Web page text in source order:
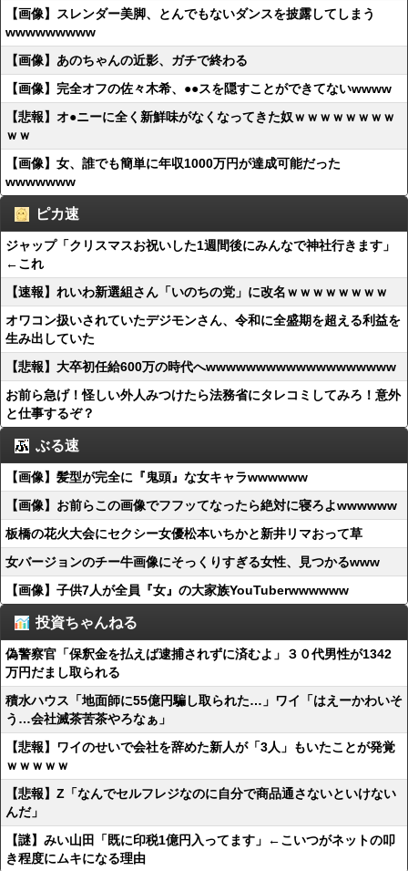
【画像】スレンダー美脚、とんでもないダンスを披露してしまう
wwwwwwwww
【画像】あのちゃんの近影、ガチで終わる
【画像】完全オフの佐々木希、●●スを隠すことができてないwwww
【悲報】オ●ニーに全く新鮮味がなくなってきた奴ｗｗｗｗｗｗｗｗ
ｗｗ
【画像】女、誰でも簡単に年収1000万円が達成可能だった
wwwwwww
ピカ速
ジャップ「クリスマスお祝いした1週間後にみんなで神社行きます」
←これ
【速報】れいわ新選組さん「いのちの党」に改名ｗｗｗｗｗｗｗｗ
オワコン扱いされていたデジモンさん、令和に全盛期を超える利益を
生み出していた
【悲報】大卒初任給600万の時代へwwwwwwwwwwwwwwwwwww
お前ら急げ！怪しい外人みつけたら法務省にタレコミしてみろ！意外
と仕事するぞ？
ぶる速
【画像】髪型が完全に『鬼頭』な女キャラwwwwww
【画像】お前らこの画像でフフッてなったら絶対に寝ろよwwwwww
板橋の花火大会にセクシー女優松本いちかと新井リマおって草
女バージョンのチー牛画像にそっくりすぎる女性、見つかるwww
【画像】子供7人が全員『女』の大家族YouTuberwwwwww
投資ちゃんねる
偽警察官「保釈金を払えば逮捕されずに済むよ」３０代男性が1342
万円だまし取られる
積水ハウス「地面師に55億円騙し取られた…」ワイ「はえーかわいそ
う…会社滅茶苦茶やろなぁ」
【悲報】ワイのせいで会社を辞めた新人が「3人」もいたことが発覚
ｗｗｗｗｗ
【悲報】Z「なんでセルフレジなのに自分で商品通さないといけない
んだ」
【謎】みい山田「既に印税1億円入ってます」←こいつがネットの叩
き程度にムキになる理由